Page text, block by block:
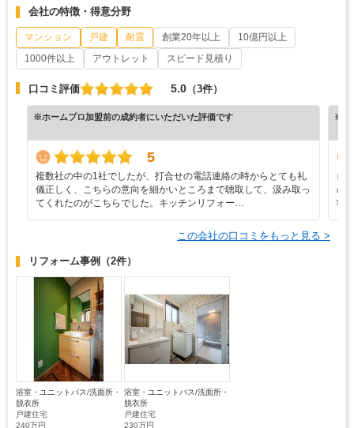
会社の特徴・得意分野
マンション 戸建 耐震 創業20年以上
10億円以上
1000件以上
アウトレット スピード見積り
口コミ評価 5.0 （3件）
※ホームプロ加盟前の成約者にいただいた評価です
5
複数社の中の1社でしたが、打合せの電話連絡の時からとても礼
儀正しく、こちらの意向を細かいところまで聴取して、汲み取っ
てくれたのがこちらでした。キッチンリフォー…
※ホ
自
の
状
この会社の口コミをもっと見る >
リフォーム事例 （2件）
浴室・ユニットバス/洗面所・
脱衣所
戸建住宅
240万円
浴室・ユニットバス/洗面所・
脱衣所
戸建住宅
230万円